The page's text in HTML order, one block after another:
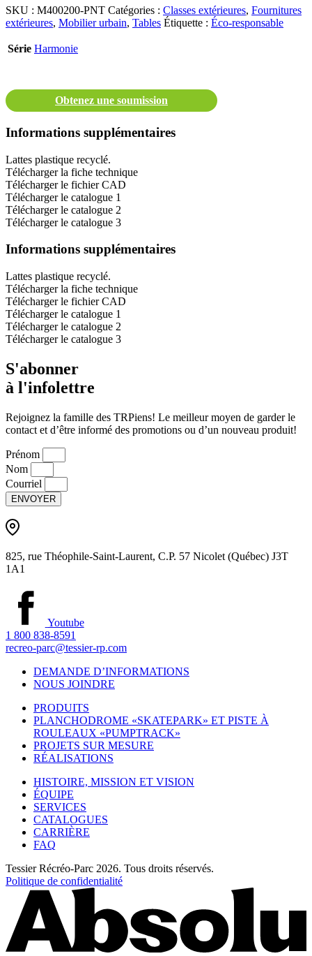
SKU : M400200-PNT Catégories : Classes extérieures, Fournitures
extérieures, Mobilier urbain, Tables Étiquette : Éco-responsable
Obtenez une soumission
Informations supplémentaires
Lattes plastique recyclé.
Télécharger la fiche technique
Télécharger le fichier CAD
Télécharger le catalogue 1
Télécharger le catalogue 2
Télécharger le catalogue 3
Série Harmonie
Informations supplémentaires
Lattes plastique recyclé.
Télécharger la fiche technique
Télécharger le fichier CAD
Télécharger le catalogue 1
Télécharger le catalogue 2
Télécharger le catalogue 3
S'abonner
à l'infolettre
Rejoignez la famille des TRPiens! Le meilleur moyen de garder le
contact et d’être informé des promotions ou d’un nouveau produit!
Prénom
Nom
Courriel
ENVOYER
825, rue Théophile-Saint-Laurent, C.P. 57 Nicolet (Québec) J3T
1A1
Youtube
1 800 838-8591
recreo-parc@tessier-rp.com
DEMANDE D’INFORMATIONS
NOUS JOINDRE
PRODUITS
PLANCHODROME «SKATEPARK» ET PISTE À
ROULEAUX «PUMPTRACK»
PROJETS SUR MESURE
RÉALISATIONS
HISTOIRE, MISSION ET VISION
ÉQUIPE
SERVICES
CATALOGUES
CARRIÈRE
FAQ
Tessier Récréo-Parc 2026. Tous droits réservés.
Politique de confidentialité